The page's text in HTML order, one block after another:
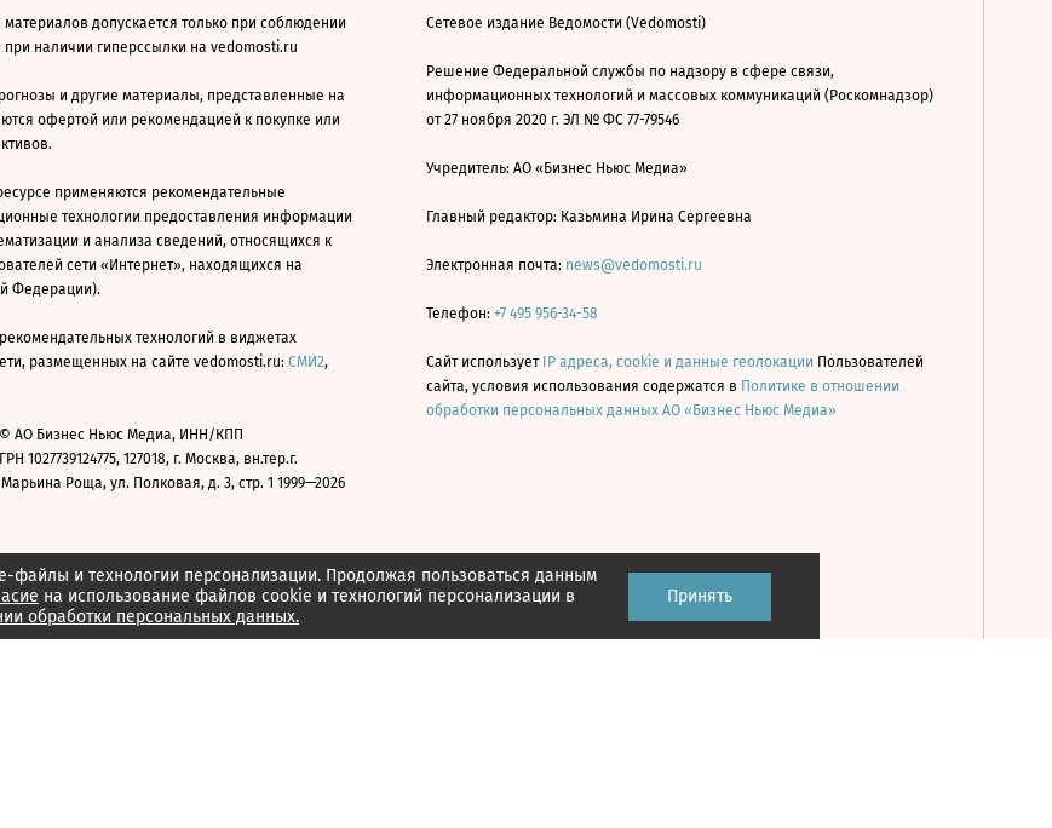
файлы и технологии персонализации. Продолжая пользоваться данным
на использование файлов cookie и технологий персонализации в
обработки персональных данных.
Принять
допускается только при соблюдении
при наличии гиперссылки на vedomosti.ru
и другие материалы, представленные на
офертой или рекомендацией к покупке или
применяются рекомендательные
технологии предоставления информации
и анализа сведений, относящихся к
сети «Интернет», находящихся на
Федерации).
технологий в виджетах
размещенных на сайте vedomosti.ru: СМИ2,
АО Бизнес Ньюс Медиа, ИНН/КПП
1027739124775, 127018, г. Москва, вн.тер.г.
Роща, ул. Полковая, д. 3, стр. 1 1999—2026
Сетевое издание Ведомости (Vedomosti)
Решение Федеральной службы по надзору в сфере связи,
информационных технологий и массовых коммуникаций (Роскомнадзор)
от 27 ноября 2020 г. ЭЛ № ФС 77-79546
Учредитель: АО «Бизнес Ньюс Медиа»
Главный редактор: Казьмина Ирина Сергеевна
Электронная почта: news@vedomosti.ru
Телефон: +7 495 956-34-58
Сайт использует IP адреса, cookie и данные геолокации Пользователей
сайта, условия использования содержатся в Политике в отношении
обработки персональных данных АО «Бизнес Ньюс Медиа»